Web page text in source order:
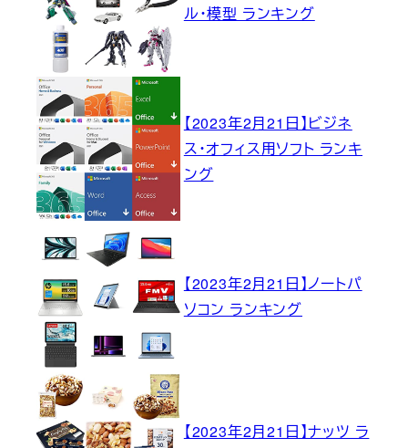
ル・模型 ランキング
【2023年2月21日】ビジネ
ス・オフィス用ソフト ランキ
ング
【2023年2月21日】ノートパ
ソコン ランキング
【2023年2月21日】ナッツ ラ